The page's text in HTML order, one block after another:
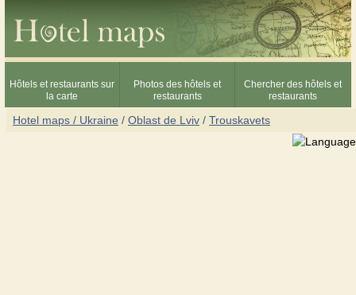
Hôtels et restaurants sur
la carte
Photos des hôtels et
restaurants
Chercher des hôtels et
restaurants
Hotel maps / Ukraine / Oblast de Lviv / Trouskavets